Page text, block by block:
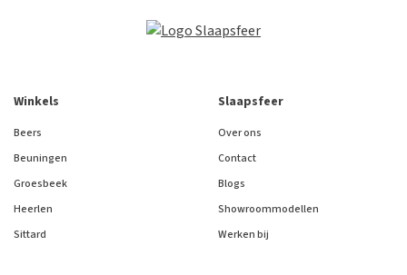
Winkels
Beers
Beuningen
Groesbeek
Heerlen
Sittard
Slaapsfeer
Over ons
Contact
Blogs
Showroommodellen
Werken bij